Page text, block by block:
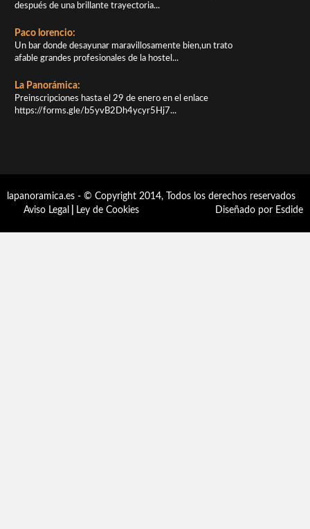
después de una brillante trayectoria...
Paco lorencio:
Un bar donde desayunar maravillosamente bien,un trato
afable grandes profesionales de la hostel...
La Panorámica:
Preinscripciones hasta el 29 de enero en el enlace
https://forms.gle/b5yvB2Dh4ycyr5Hj7...
lapanoramica.es - © Copyright 2014, Todos los derechos reservados
Aviso Legal
Ley de Cookies Diseñado por Esdide